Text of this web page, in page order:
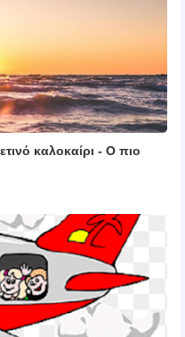
καλοκαίρι - Ο πιο